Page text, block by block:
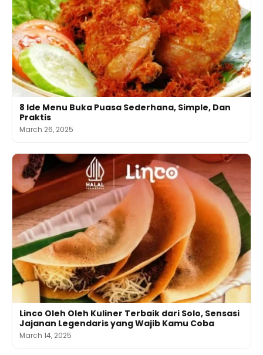
8 Ide Menu Buka Puasa Sederhana, Simple, Dan
Praktis
March 26, 2025
Linco Oleh Oleh Kuliner Terbaik dari Solo, Sensasi
Jajanan Legendaris yang Wajib Kamu Coba
March 14, 2025